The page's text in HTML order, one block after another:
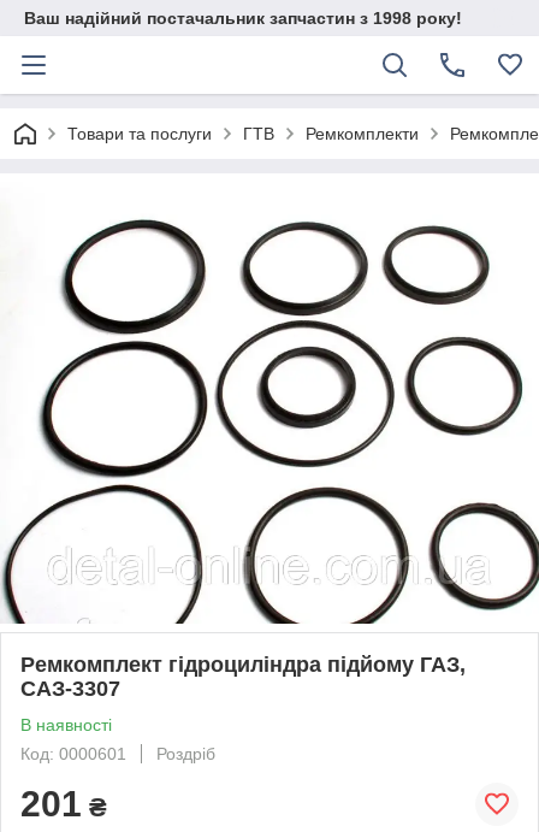
Ваш надійний постачальник запчастин з 1998 року!
Товари та послуги ГТВ Ремкомплекти
Ремкомплект гідроциліндра підйому ГАЗ,
САЗ-3307
В наявності
Код: 0000601
Роздріб
201 ₴